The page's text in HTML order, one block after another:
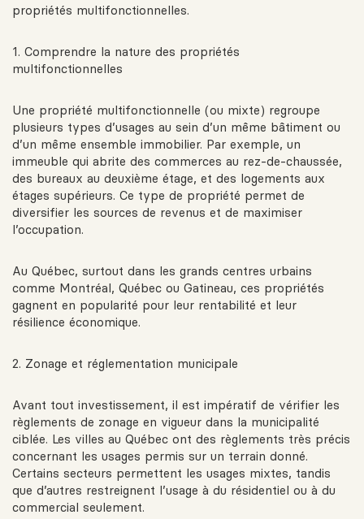
propriétés multifonctionnelles.
1. Comprendre la nature des propriétés
multifonctionnelles
Une propriété multifonctionnelle (ou mixte) regroupe
plusieurs types d’usages au sein d’un même bâtiment ou
d’un même ensemble immobilier. Par exemple, un
immeuble qui abrite des commerces au rez-de-chaussée,
des bureaux au deuxième étage, et des logements aux
étages supérieurs. Ce type de propriété permet de
diversifier les sources de revenus et de maximiser
l’occupation.
Au Québec, surtout dans les grands centres urbains
comme Montréal, Québec ou Gatineau, ces propriétés
gagnent en popularité pour leur rentabilité et leur
résilience économique.
2. Zonage et réglementation municipale
Avant tout investissement, il est impératif de vérifier les
règlements de zonage en vigueur dans la municipalité
ciblée. Les villes au Québec ont des règlements très précis
concernant les usages permis sur un terrain donné.
Certains secteurs permettent les usages mixtes, tandis
que d’autres restreignent l’usage à du résidentiel ou à du
commercial seulement.